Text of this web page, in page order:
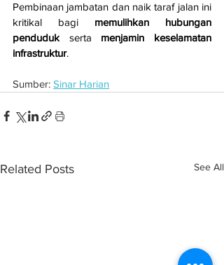
Pembinaan jambatan dan naik taraf jalan ini
kritikal bagi memulihkan hubungan
penduduk serta menjamin keselamatan
infrastruktur.
Sumber: Sinar Harian
Related Posts See All